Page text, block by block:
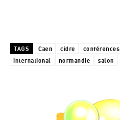
TAGS Caen cidre conférences
international
normandie salon